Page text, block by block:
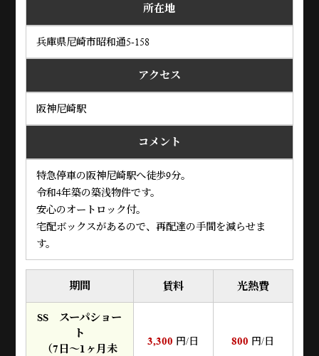
所在地
兵庫県尼崎市昭和通5-158
アクセス
阪神尼崎駅
コメント
特急停車の阪神尼崎駅へ徒歩9分。
令和4年築の築浅物件です。
安心のオートロック付。
宅配ボックスがあるので、再配達の手間を減らせま
す。
期間 賃料 光熱費
SS スーパショー
ト
（7日～1ヶ月未
3,300 円/日 800 円/日